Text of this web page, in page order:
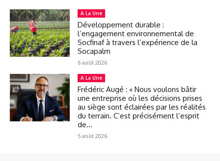
A La Une
Développement durable :
l’engagement environnemental de
Socfinaf à travers l’expérience de la
Socapalm
6 août 2026
A La Une
Frédéric Augé : « Nous voulons bâtir
une entreprise où les décisions prises
au siège sont éclairées par les réalités
du terrain. C’est précisément l’esprit
de...
5 août 2026